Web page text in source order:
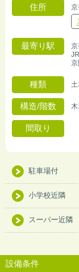
住所
最寄り駅
種類
構造/階数
間取り
駐車場付
小学校近隣
スーパー近隣
設備条件